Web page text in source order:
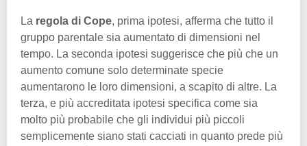
La regola di Cope, prima ipotesi, afferma che tutto il
gruppo parentale sia aumentato di dimensioni nel
tempo. La seconda ipotesi suggerisce che più che un
aumento comune solo determinate specie
aumentarono le loro dimensioni, a scapito di altre. La
terza, e più accreditata ipotesi specifica come sia
molto più probabile che gli individui più piccoli
semplicemente siano stati cacciati in quanto prede più